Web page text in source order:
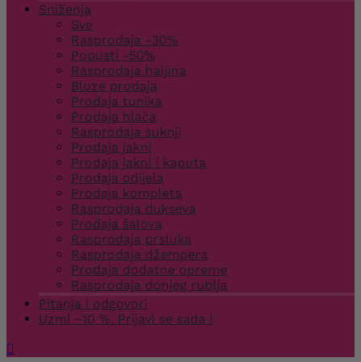
Sniženja
Sve
Rasprodaja -30%
Popusti -50%
Rasprodaja haljina
Bluze prodaja
Prodaja tunika
Prodaja hlača
Rasprodaja suknji
Prodaja jakni
Prodaja jakni i kaputa
Prodaja odijela
Prodaja kompleta
Rasprodaja dukseva
Prodaja šalova
Rasprodaja prsluka
Rasprodaja džempera
Prodaja dodatne opreme
Rasprodaja donjeg rublja
Pitanja i odgovori
Uzmi –10 %. Prijavi se sada !
